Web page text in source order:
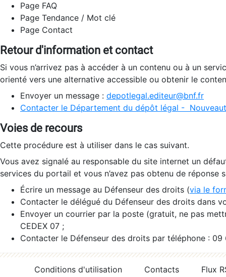
Page FAQ
Page Tendance / Mot clé
Page Contact
Retour d'information et contact
Si vous n’arrivez pas à accéder à un contenu ou à un
orienté vers une alternative accessible ou obtenir le
Envoyer un message : depotlegal.editeur@bnf.fr
Contacter le Département du dépôt légal -
Voies de recours
Cette procédure est à utiliser dans le cas suivant.
Vous avez signalé au responsable du site internet un
services du portail et vous n’avez pas obtenu de réponse
Écrire un message au Défenseur des droits (via le
Contacter le délégué du Défenseur des droits dans
Envoyer un courrier par la poste (gratuit, ne pas
CEDEX 07 ;
Contacter le Défenseur des droits par téléphone :
Conditions d'utilisation Contacts
Flux